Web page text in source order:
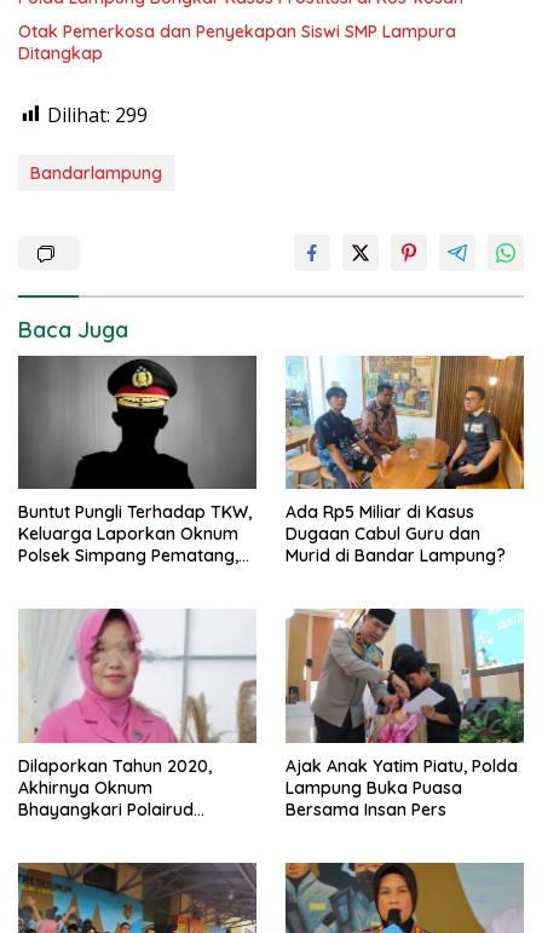
Otak Pemerkosa dan Penyekapan Siswi SMP Lampura
Ditangkap
Dilihat: 299
Bandarlampung
Baca Juga
Buntut Pungli Terhadap TKW,
Keluarga Laporkan Oknum
Polsek Simpang Pematang,
Ada Rp5 Miliar di Kasus
Dugaan Cabul Guru dan
Murid di Bandar Lampung?
Dilaporkan Tahun 2020,
Akhirnya Oknum
Bhayangkari Polairud
Ajak Anak Yatim Piatu, Polda
Lampung Buka Puasa
Bersama Insan Pers